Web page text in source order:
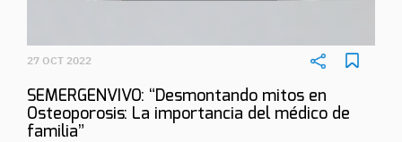
27 OCT 2022
SEMERGENVIVO: “Desmontando mitos en
Osteoporosis: La importancia del médico de
familia”